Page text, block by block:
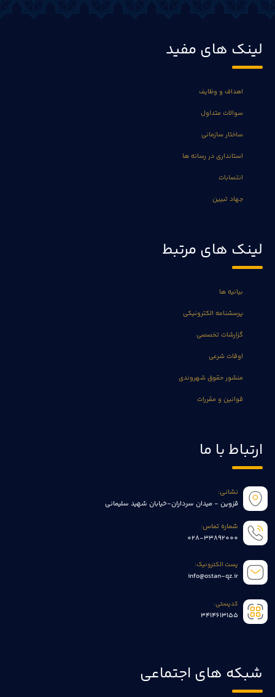
لینک های مفید
اهداف و وظایف
سوالات متداول
ساختار سازمانی
استانداری در رسانه ها
انتصابات
جهاد تبیین
لینک های مرتبط
بیانیه ها
پرسشنامه الکترونیکی
گزارشات تخصصی
اوقات شرعی
منشور حقوق شهروندی
قوانین و مقررات
ارتباط با ما
نشانی:
قزوین - میدان سرداران-خیابان شهید سلیمانی
شماره تماس:
028-33892000
پست الکترونیک:
info@ostan-qz.ir
کدپستی:
3414613155
شبکه های اجتماعی